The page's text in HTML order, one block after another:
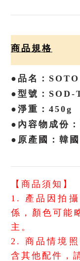
商品規格
●品名：
●型號：SOD-
●淨重：450g
●內容物成份
●原產國：韓國
【商品須知】
1. 產品因拍
係，顏色可能
主。
2. 商品情境
含其他配件，